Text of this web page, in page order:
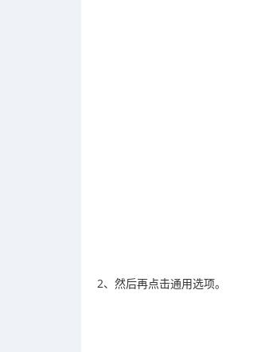
2、然后再点击通用选项。